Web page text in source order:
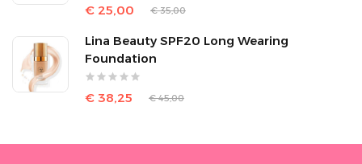
€ 25,00 € 35,00
Lina Beauty SPF20 Long Wearing
Foundation
€ 38,25 € 45,00